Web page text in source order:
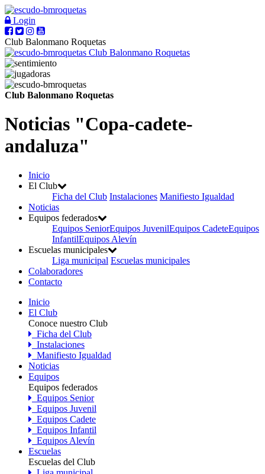
Login
Club Balonmano Roquetas
Club Balonmano Roquetas
Club Balonmano Roquetas
Noticias "Copa-cadete-
andaluza"
Inicio
El Club
Ficha del Club Instalaciones Manifiesto Igualdad
Noticias
Equipos federados
Equipos SeniorEquipos JuvenilEquipos CadeteEquipos
InfantilEquipos Alevín
Escuelas municipales
Liga municipal Escuelas municipales
Colaboradores
Contacto
Inicio
El Club
Conoce nuestro Club
Ficha del Club
Instalaciones
Manifiesto Igualdad
Noticias
Equipos
Equipos federados
Equipos Senior
Equipos Juvenil
Equipos Cadete
Equipos Infantil
Equipos Alevín
Escuelas
Escuelas del Club